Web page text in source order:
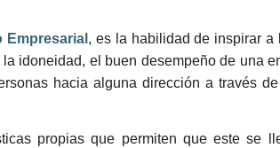
Empresarial , es la habilidad de inspirar a
idoneidad, el buen desempeño de una
hacia alguna dirección a través
propias que permiten que este se